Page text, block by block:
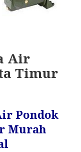
Air
Timur
Pondok
Murah